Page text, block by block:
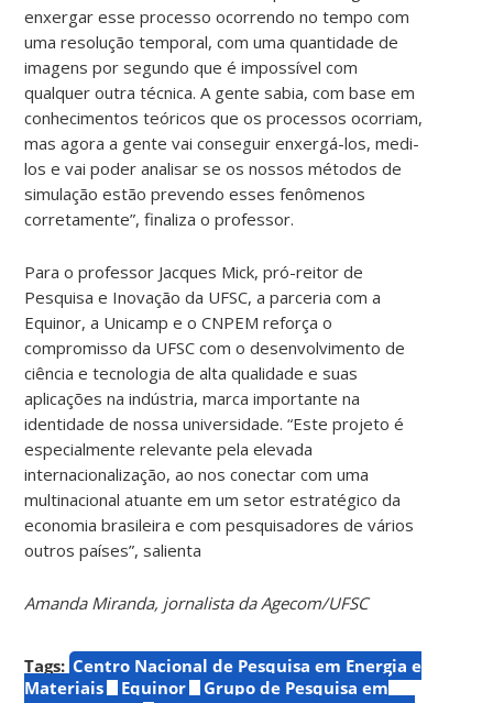
enxergar esse processo ocorrendo no tempo com
uma resolução temporal, com uma quantidade de
imagens por segundo que é impossível com
qualquer outra técnica. A gente sabia, com base em
conhecimentos teóricos que os processos ocorriam,
mas agora a gente vai conseguir enxergá-los, medi-
los e vai poder analisar se os nossos métodos de
simulação estão prevendo esses fenômenos
corretamente”, finaliza o professor.
Para o professor Jacques Mick, pró-reitor de
Pesquisa e Inovação da UFSC, a parceria com a
Equinor, a Unicamp e o CNPEM reforça o
compromisso da UFSC com o desenvolvimento de
ciência e tecnologia de alta qualidade e suas
aplicações na indústria, marca importante na
identidade de nossa universidade. “Este projeto é
especialmente relevante pela elevada
internacionalização, ao nos conectar com uma
multinacional atuante em um setor estratégico da
economia brasileira e com pesquisadores de vários
outros países”, salienta
Amanda Miranda, jornalista da Agecom/UFSC
Tags: Centro Nacional de Pesquisa em Energia e
Materiais
Equinor
Grupo de Pesquisa em